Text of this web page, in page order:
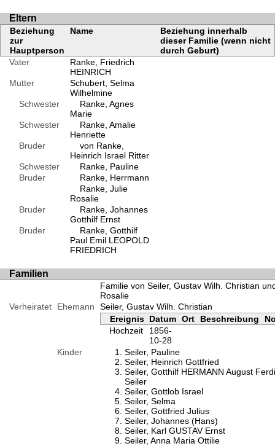
Eltern
Beziehung
zur
Hauptperson
Name
Beziehung innerhalb
dieser Familie (wenn nicht
durch Geburt)
Vater
Ranke, Friedrich
HEINRICH
Mutter
Schubert, Selma
Wilhelmine
Schwester
Ranke, Agnes
Marie
Schwester
Ranke, Amalie
Henriette
Bruder
von Ranke,
Heinrich Israel Ritter
Schwester
Ranke, Pauline
Bruder
Ranke, Herrmann
Ranke, Julie
Rosalie
Bruder
Ranke, Johannes
Gotthilf Ernst
Bruder
Ranke, Gotthilf
Paul Emil LEOPOLD
FRIEDRICH
Familien
Familie von Seiler, Gustav Wilh. Christian
Rosalie
Verheiratet
Ehemann
Seiler, Gustav Wilh. Christian
Ereignis Datum Ort Beschreibung
Hochzeit
1856-
10-28
Kinder
Seiler, Pauline
Seiler, Heinrich Gottfried
Seiler, Gotthilf HERMANN August
Seiler
Seiler, Gottlob Israel
Seiler, Selma
Seiler, Gottfried Julius
Seiler, Johannes (Hans)
Seiler, Karl GUSTAV Ernst
Seiler, Anna Maria Ottilie